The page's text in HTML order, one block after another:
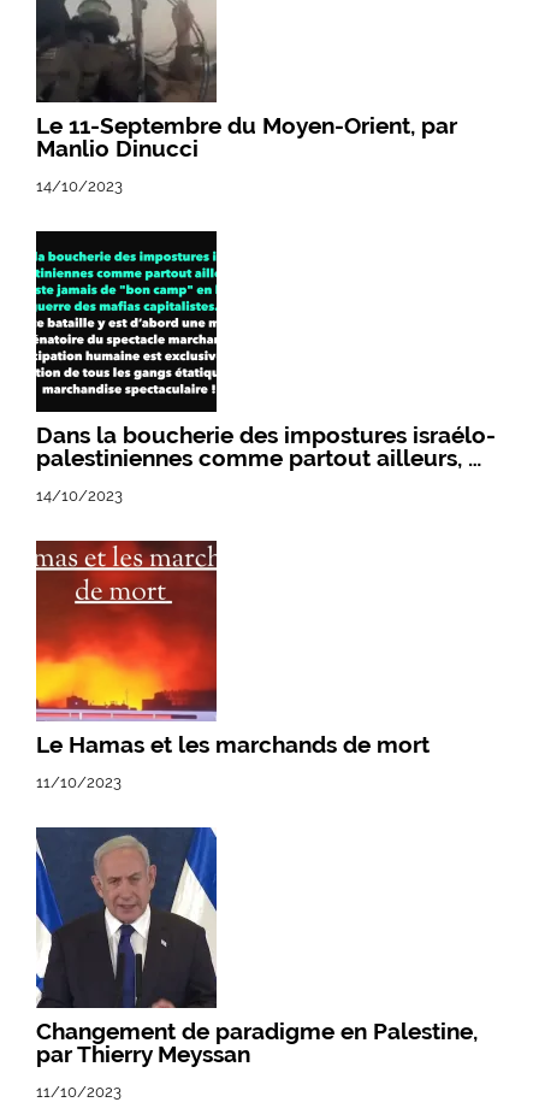
Le 11-Septembre du Moyen-Orient, par
Manlio Dinucci
14/10/2023
Dans la boucherie des impostures israélo-
palestiniennes comme partout ailleurs, …
14/10/2023
Le Hamas et les marchands de mort
11/10/2023
Changement de paradigme en Palestine,
par Thierry Meyssan
11/10/2023